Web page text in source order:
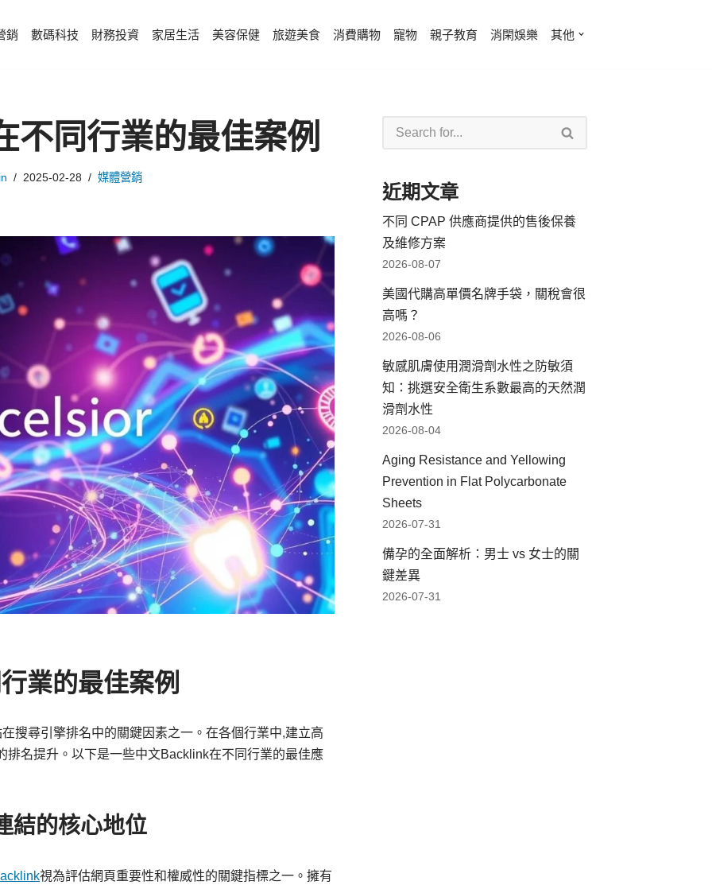
銷 數碼科技 財務投資 家居生活 美容保健 旅遊美食 消費購物 寵物 親子教育 消閑娛樂 其他
同行業的最佳案例
2025-02-28 媒體營銷
業的最佳案例
搜尋引擎排名中的關鍵因素之一。在各個行業中,建立高
名提升。以下是一些中文Backlink在不同行業的最佳應
結的核心地位
視為評估網頁重要性和權威性的關鍵指標之一。擁有
近期文章
不同 CPAP 供應商提供的售後保養
及維修方案
2026-08-07
美國代購高單價名牌手袋，關稅會很
高嗎？
2026-08-06
敏感肌膚使用潤滑劑水性之防敏須
知：挑選安全衛生系數最高的天然潤
滑劑水性
2026-08-04
Aging Resistance and Yellowing
Prevention in Flat Polycarbonate
Sheets
2026-07-31
備孕的全面解析：男士 vs 女士的關
鍵差異
2026-07-31